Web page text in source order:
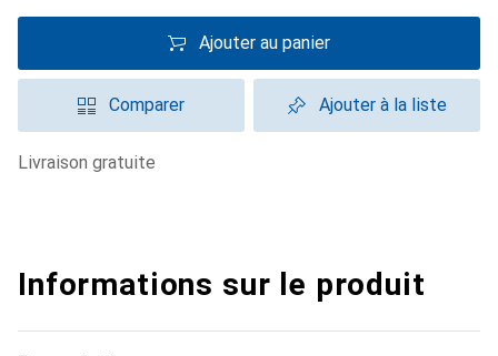
Ajouter au panier
Comparer Ajouter à la liste
livraison gratuite
Informations sur le produit